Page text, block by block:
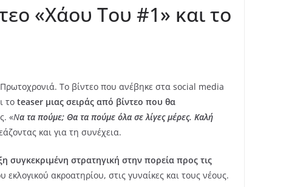
«Χάου Του #1» και το
Το βίντεο που ανέβηκε στα social media
το teaser μιας σειράς από βίντεο που θα
«Να τα πούμε; Θα τα πούμε όλα σε λίγες μέρες. Καλή
και για τη συνέχεια.
συγκεκριμένη στρατηγική στην πορεία προς τις
ακροατηρίου, στις γυναίκες και τους νέους.